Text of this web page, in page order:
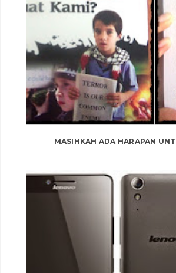
MASIHKAH ADA HARAPAN